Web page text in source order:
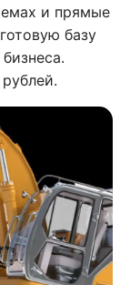
и прямые
базу